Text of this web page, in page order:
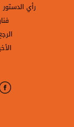
رأي الدستور